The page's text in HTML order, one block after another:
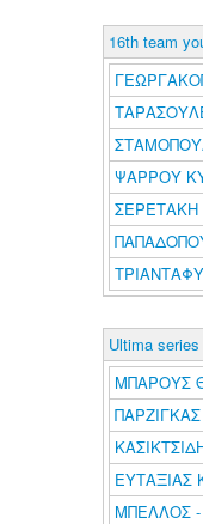
16th team
ΨΑΡΡΟΥ
ΣΕΡΕΤΑΚΗ
Ultima
ΜΠΑΡΟΥΣ
ΕΥΤΑΞΙΑΣ
ΜΠΕΛΛΟΣ -